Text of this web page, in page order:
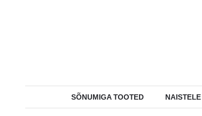
SÕNUMIGA TOOTED NAISTELE